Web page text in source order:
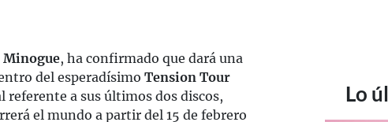
Minogue, ha confirmado que dará una
del esperadísimo Tension Tour
referente a sus últimos dos discos,
el mundo a partir del 15 de febrero
Lo